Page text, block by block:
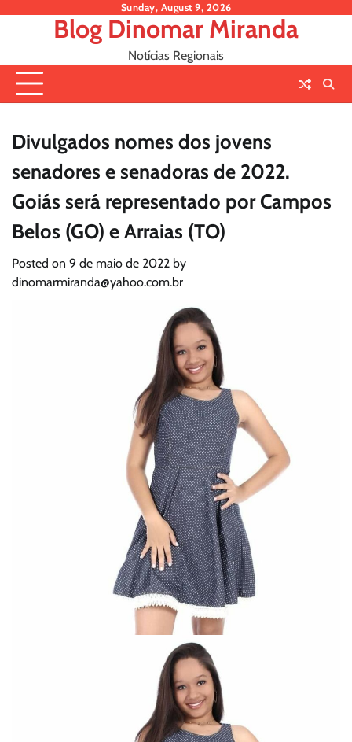
Sunday, August 9, 2026
Blog Dinomar Miranda
Notícias Regionais
Divulgados nomes dos jovens
senadores e senadoras de 2022.
Goiás será representado por Campos
Belos (GO) e Arraias (TO)
Posted on 9 de maio de 2022 by
dinomarmiranda@yahoo.com.br